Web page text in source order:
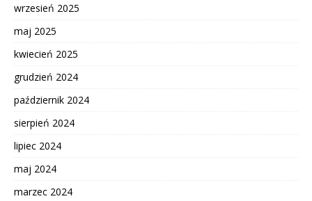
wrzesień 2025
maj 2025
kwiecień 2025
grudzień 2024
październik 2024
sierpień 2024
lipiec 2024
maj 2024
marzec 2024